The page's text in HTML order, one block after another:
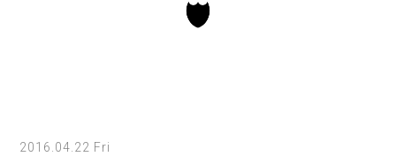
2016.04.22 Fri